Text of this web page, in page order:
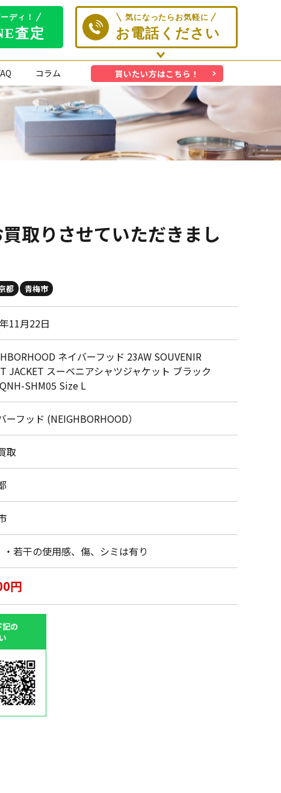
コラム 買いたい方はこちら！
取りさせていただきまし
都 青梅市
11月22日
ネイバーフッド 23AW SOUVENIR
JACKET スーベニアシャツジャケット ブラック
SHM05 Size L
ーフッド (NEIGHBORHOOD）
取
・若干の使用感、傷、シミは有り
円
の